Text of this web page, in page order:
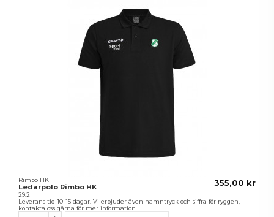
Rimbo HK
Ledarpolo Rimbo HK
29.2
355,00 kr
Leverans tid 10-15 dagar. Vi erbjuder även namntryck och siffra för ryggen,
kontakta oss gärna för mer information.